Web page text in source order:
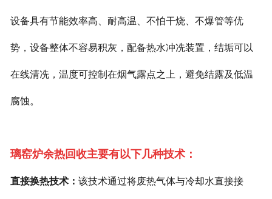
设备具有节能效率高、耐高温、不怕干烧、不爆管等优
势，设备整体不容易积灰，配备热水冲冼装置，结垢可以
在线清冼，温度可控制在烟气露点之上，避免结露及低温
腐蚀。
璃窑炉余热回收主要有以下几种技术：
直接换热技术： 该技术通过将废热气体与冷却水直接接